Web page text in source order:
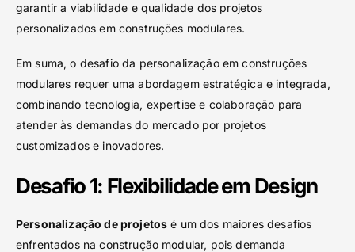
garantir a viabilidade e qualidade dos projetos
personalizados em construções modulares.
Em suma, o desafio da personalização em construções
modulares requer uma abordagem estratégica e integrada,
combinando tecnologia, expertise e colaboração para
atender às demandas do mercado por projetos
customizados e inovadores.
Desafio 1: Flexibilidade em Design
Personalização de projetos é um dos maiores desafios
enfrentados na construção modular, pois demanda